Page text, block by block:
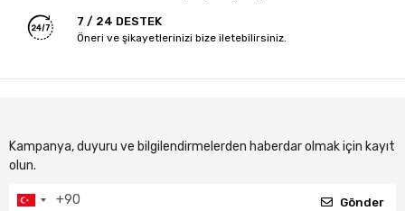
7 / 24 DESTEK
Öneri ve şikayetlerinizi bize iletebilirsiniz.
Kampanya, duyuru ve bilgilendirmelerden haberdar olmak için kayıt
olun.
Gönder